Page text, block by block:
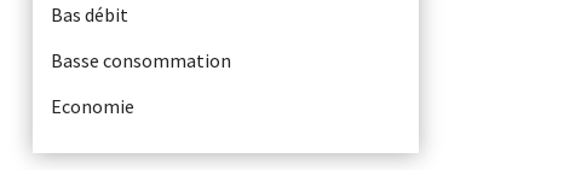
Bas débit
Basse consommation
Economie